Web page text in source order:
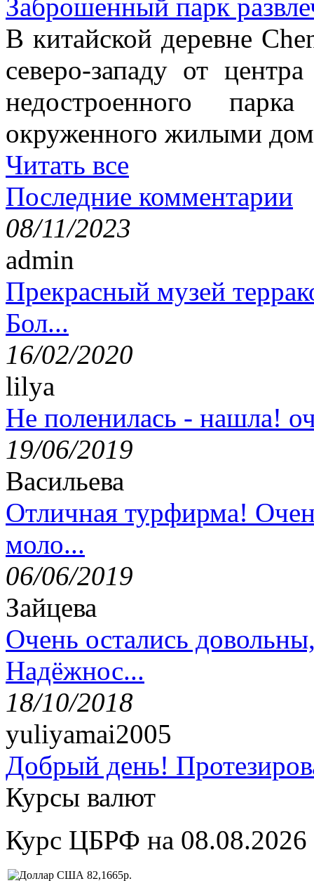
Заброшенный парк
В китайской деревне
северо-западу от
недостроенного
окруженного жилыми
Читать все
Последние комментарии
08/11/2023
admin
Прекрасный музей
Бол...
16/02/2020
lilya
Не поленилась - нашла!
19/06/2019
Васильева
Отличная турфирма!
моло...
06/06/2019
Зайцева
Очень остались
Надёжнос...
18/10/2018
yuliyamai2005
Добрый день!
Курсы валют
Курс ЦБРФ на 08.08.2026
82,1665р.